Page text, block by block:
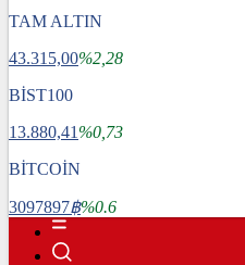
TAM ALTIN
43.315,00%2,28
BİST100
13.880,41 %0,73
BİTCOİN
3097897฿%0.6
Dünya
Spor
Magazin
Teknoloji
Bafra Rehberi